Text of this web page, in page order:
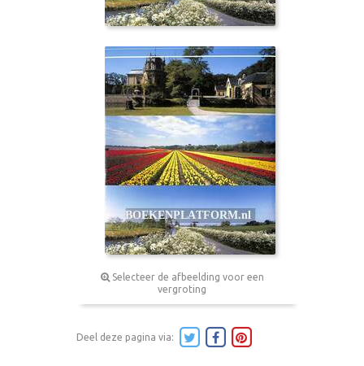
Selecteer de afbeelding voor een
vergroting
Deel deze pagina via: